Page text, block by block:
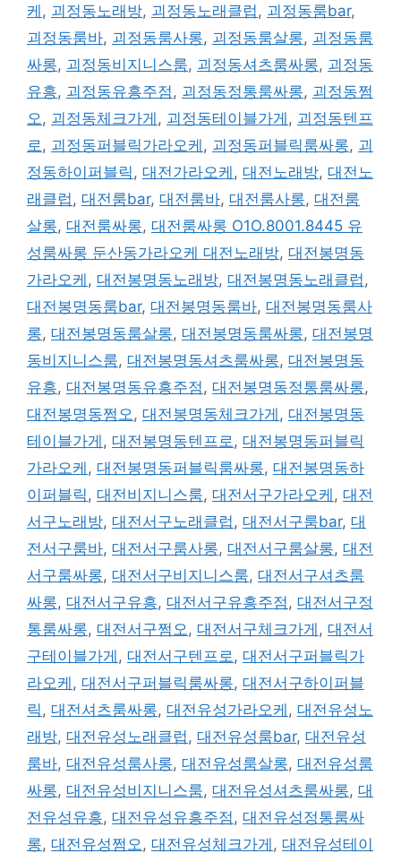
케 , 괴정동노래방, 괴정동노래클럽 , 괴정동룸bar,
괴정동룸바, 괴정동룸사롱, 괴정동룸살롱, 괴정동룸
싸롱, 괴정동비지니스룸, 괴정동셔츠룸싸롱, 괴정동
유흥, 괴정동유흥주점 , 괴정동정통룸싸롱, 괴정동쩜
오 , 괴정동체크가게 , 괴정동테이블가게 , 괴정동텐프
로 , 괴정동퍼블릭가라오케 , 괴정동퍼블릭룸싸롱, 괴
정동하이퍼블릭 , 대전가라오케 , 대전노래방, 대전노
래클럽 , 대전룸bar, 대전룸바, 대전룸사롱, 대전룸
살롱, 대전룸싸롱, 대전룸싸롱 O1O.8001.8445 유
성룸싸롱 둔산동가라오케 대전노래방, 대전봉명동
가라오케 , 대전봉명동노래방, 대전봉명동노래클럽 ,
대전봉명동룸bar, 대전봉명동룸바, 대전봉명동룸사
롱, 대전봉명동룸살롱, 대전봉명동룸싸롱, 대전봉명
동비지니스룸, 대전봉명동셔츠룸싸롱, 대전봉명동
유흥, 대전봉명동유흥주점 , 대전봉명동정통룸싸롱,
대전봉명동쩜오 , 대전봉명동체크가게 , 대전봉명동
테이블가게 , 대전봉명동텐프로 , 대전봉명동퍼블릭
가라오케 , 대전봉명동퍼블릭룸싸롱, 대전봉명동하
이퍼블릭 , 대전비지니스룸, 대전서구가라오케 , 대전
서구노래방, 대전서구노래클럽 , 대전서구룸bar, 대
전서구룸바, 대전서구룸사롱, 대전서구룸살롱, 대전
서구룸싸롱, 대전서구비지니스룸, 대전서구셔츠룸
싸롱, 대전서구유흥, 대전서구유흥주점 , 대전서구정
통룸싸롱, 대전서구쩜오 , 대전서구체크가게 , 대전서
구테이블가게 , 대전서구텐프로 , 대전서구퍼블릭가
라오케 , 대전서구퍼블릭룸싸롱, 대전서구하이퍼블
릭 , 대전셔츠룸싸롱, 대전유성가라오케 , 대전유성노
래방, 대전유성노래클럽 , 대전유성룸bar, 대전유성
룸바, 대전유성룸사롱, 대전유성룸살롱, 대전유성룸
싸롱, 대전유성비지니스룸, 대전유성셔츠룸싸롱, 대
전유성유흥, 대전유성유흥주점 , 대전유성정통룸싸
롱, 대전유성쩜오 , 대전유성체크가게 , 대전유성테이